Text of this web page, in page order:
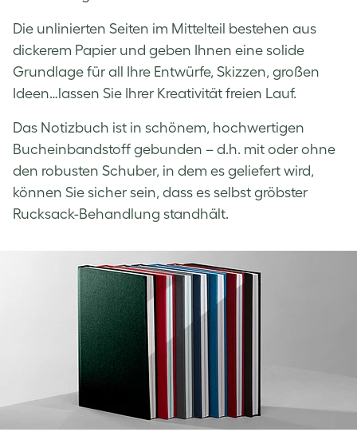
Die unlinierten Seiten im Mittelteil bestehen aus
dickerem Papier und geben Ihnen eine solide
Grundlage für all Ihre Entwürfe, Skizzen, großen
Ideen…lassen Sie Ihrer Kreativität freien Lauf.
Das Notizbuch ist in schönem, hochwertigen
Bucheinbandstoff gebunden – d.h. mit oder ohne
den robusten Schuber, in dem es geliefert wird,
können Sie sicher sein, dass es selbst gröbster
Rucksack-Behandlung standhält.